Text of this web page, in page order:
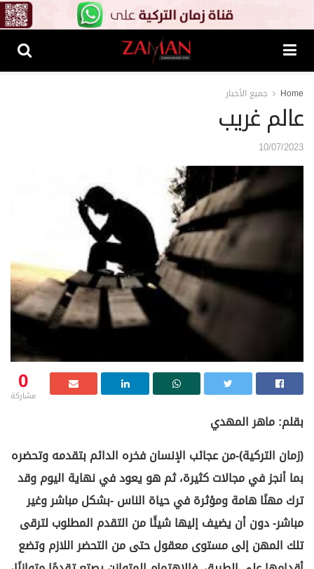
Home جميع الأخبار
عالم غريب
10/07/2023
0
مشاركة
بقلم: ماهر المهدي
(زمان التركية)-من عجائب الإنسان فخره الدائم بتقدمه وتحضره
بما أنجز في مجالات كثيرة، ثم هو يعود في نهاية اليوم وقد
ترك مهنًا هامة ومؤثرة في حياة الناس -بشكل مباشر وغير
مباشر- دون أن يضيف إليها شيئًا من التقدم المطلوب لترقى
تلك المهن إلى مستوى معقول حتى من التحضر اللازم وتضع